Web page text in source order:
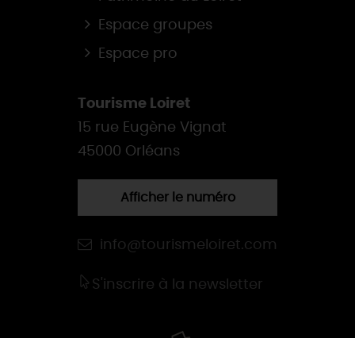
Espace groupes
Espace pro
Tourisme Loiret
15 rue Eugène Vignat
45000 Orléans
Afficher le numéro
info@tourismeloiret.com
S'inscrire à la newsletter